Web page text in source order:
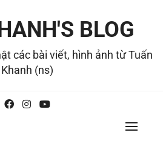
BLOG
các bài viết, hình ảnh từ Tuấn
Khanh (ns)